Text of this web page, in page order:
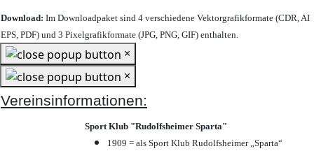
Download: Im Downloadpaket sind 4 verschiedene Vektorgrafikformate (CDR, AI
EPS, PDF) und 3 Pixelgrafikformate (JPG, PNG, GIF) enthalten.
×
×
Vereinsinformationen:
Sport Klub "Rudolfsheimer Sparta"
1909 = als Sport Klub Rudolfsheimer „Sparta“